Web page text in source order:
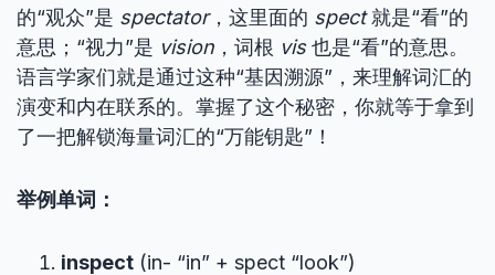
的“观众”是 spectator，这里面的 spect就是“看”的
意思；“视力”是 vision ，词根 vis也是“看”的意思。
语言学家们就是通过这种“基因溯源”，来理解词汇的
演变和内在联系的。掌握了这个秘密，你就等于拿到
了一把解锁海量词汇的“万能钥匙”！
举例单词：
inspect (in- “in” + spect “look”)